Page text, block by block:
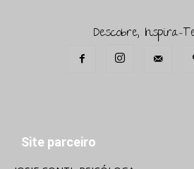
Descobre, Inspira-
Site parceiro